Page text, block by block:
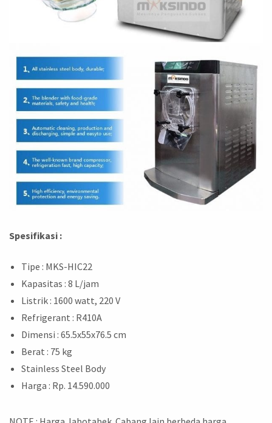
Spesifikasi :
Tipe : MKS-HIC22
Kapasitas : 8 L/jam
Listrik : 1600 watt, 220 V
Refrigerant : R410A
Dimensi : 65.5x55x76.5 cm
Berat : 75 kg
Stainless Steel Body
Harga : Rp. 14.590.000